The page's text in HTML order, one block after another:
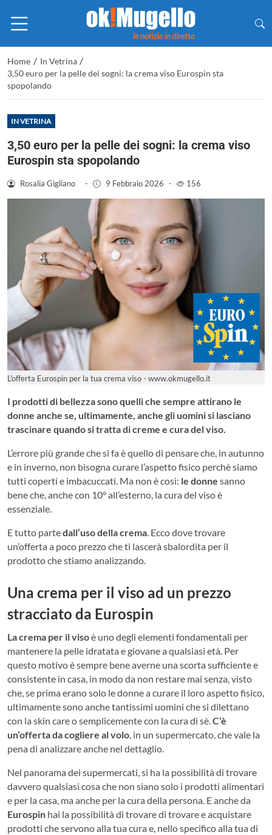
Home / In Vetrina /
3,50 euro per la pelle dei sogni: la crema viso Eurospin sta
spopolando
IN VETRINA
3,50 euro per la pelle dei sogni: la crema viso
Eurospin sta spopolando
Rosalia Gigliano - 9 Febbraio 2026 - 156
L'offerta Eurospin per la tua crema viso - www.okmugello.it
I prodotti di bellezza sono quelli che sempre attirano le
donne anche se, ultimamente, anche gli uomini si lasciano
trascinare quando si tratta di creme e cura del viso.
L’errore più grande che si fa è quello di pensare che, in autunno
e in inverno, non bisogna curare l’aspetto fisico perchè siamo
tutti coperti e imbacuccati. Ma non è così: le donne sanno
bene che, anche con 10° all’esterno, la cura del viso è
essenziale.
E tutto partedall’uso della crema . Ecco dove trovare
un’offerta a poco prezzo che ti lascerà sbalordita per il
prodotto che stiamo analizzando.
Una crema per il viso ad un prezzo
stracciato da Eurospin
La crema per il visoè uno degli elementi fondamentali per
mantenere la pelle idratata e giovane a qualsiasi età. Per
questo motivo è sempre bene averne una scorta sufficiente e
consistente in casa, in modo da non restare mai senza, visto
che, se prima erano solo le donne a curare il loro aspetto fisico,
ultimamente sono anche tantissimi uomini che si dilettano
con la skin care o semplicemente con la cura di sè.C’è
un’offerta da cogliere al volo, in un supermercato, che vale la
pena di analizzare anche nel dettaglio.
Nel panorama dei supermercati, si ha la possibilità di trovare
davvero qualsiasi cosa che non siano solo i prodotti alimentari
e per la casa, ma anche per la cura della persona. E anche da
Eurospin hai la possibilità di trovare di trovare e acquistare
prodotti che servono alla tua cura e, nello specifico alla tua di